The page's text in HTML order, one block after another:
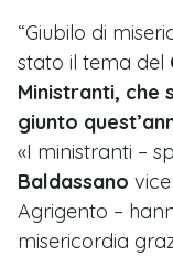
“Giubilo di
stato il tema del
Ministranti, che
giunto
«I ministranti –
Baldassano
Agrigento –
misericordia